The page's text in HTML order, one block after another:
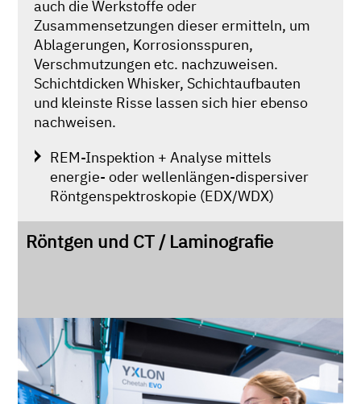
auch die Werkstoffe oder
Zusammensetzungen dieser ermitteln, um
Ablagerungen, Korrosionsspuren,
Verschmutzungen etc. nachzuweisen.
Schichtdicken Whisker, Schichtaufbauten
und kleinste Risse lassen sich hier ebenso
nachweisen.
REM-Inspektion + Analyse mittels
energie- oder wellenlängen-dispersiver
Röntgenspektroskopie (EDX/WDX)
Röntgen und CT / Laminografie